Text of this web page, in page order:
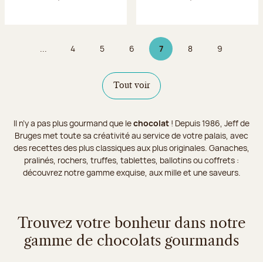
... Page
4 Page
5 Page
6 7Page 7 sur 9
Page
8 Page
9
Tout voir
Il n’y a pas plus gourmand que lechocolat ! Depuis 1986, Jeff de
Bruges met toute sa créativité au service de votre palais, avec
des recettes des plus classiques aux plus originales. Ganaches,
pralinés, rochers, truffes, tablettes, ballotins ou coffrets :
découvrez notre gamme exquise, aux mille et une saveurs.
Trouvez votre bonheur dans notre
gamme de chocolats gourmands